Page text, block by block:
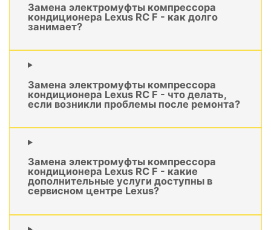
Замена электромуфты компрессора
кондиционера Lexus RC F - как долго
занимает?
Замена электромуфты компрессора
кондиционера Lexus RC F - что делать,
если возникли проблемы после ремонта?
Замена электромуфты компрессора
кондиционера Lexus RC F - какие
дополнительные услуги доступны в
сервисном центре Lexus?